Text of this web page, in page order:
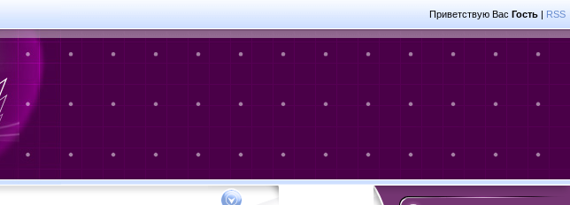
Приветствую Вас Гость | RSS